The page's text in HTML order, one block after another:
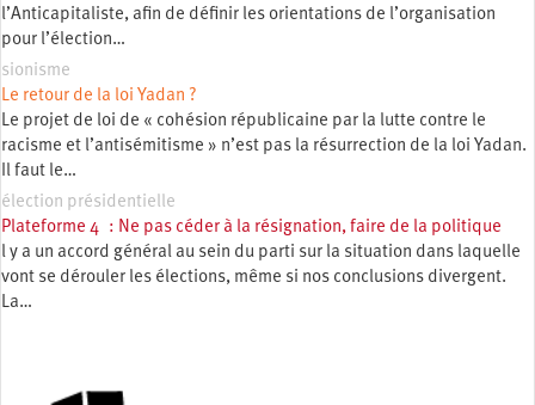
l’Anticapitaliste, afin de définir les orientations de l’organisation
pour l’élection…
sionisme
Le retour de la loi Yadan ?
Le projet de loi de « cohésion républicaine par la lutte contre le
racisme et l’antisémitisme » n’est pas la résurrection de la loi Yadan.
Il faut le…
élection présidentielle
Plateforme 4 : Ne pas céder à la résignation, faire de la politique
l y a un accord général au sein du parti sur la situation dans laquelle
vont se dérouler les élections, même si nos conclusions divergent.
La…